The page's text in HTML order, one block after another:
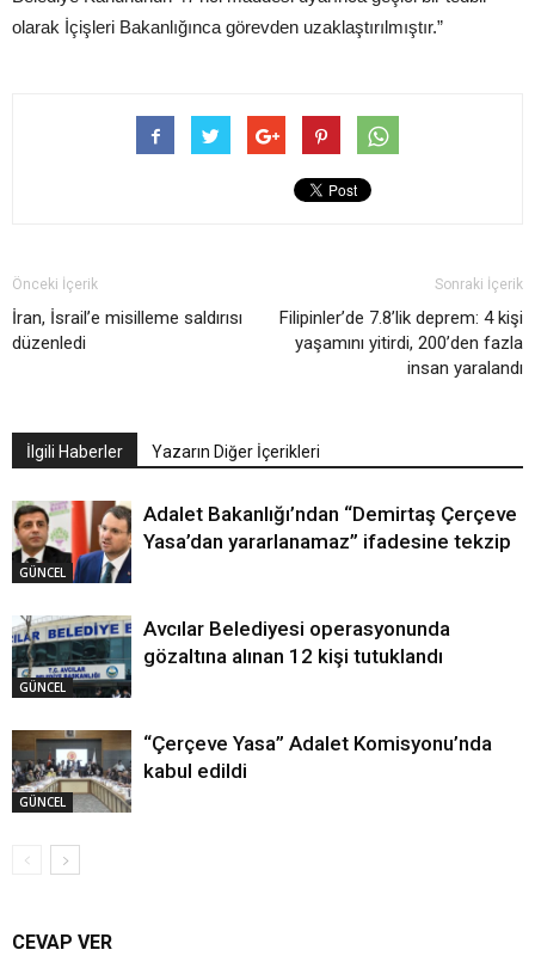
olarak İçişleri Bakanlığınca görevden uzaklaştırılmıştır.”
Önceki İçerik
İran, İsrail’e misilleme saldırısı
düzenledi
Sonraki İçerik
Filipinler’de 7.8’lik deprem: 4 kişi
yaşamını yitirdi, 200’den fazla
insan yaralandı
İlgili Haberler Yazarın Diğer İçerikleri
GÜNCEL
Adalet Bakanlığı’ndan “Demirtaş Çerçeve
Yasa’dan yararlanamaz” ifadesine tekzip
GÜNCEL
Avcılar Belediyesi operasyonunda
gözaltına alınan 12 kişi tutuklandı
GÜNCEL
“Çerçeve Yasa” Adalet Komisyonu’nda
kabul edildi
CEVAP VER